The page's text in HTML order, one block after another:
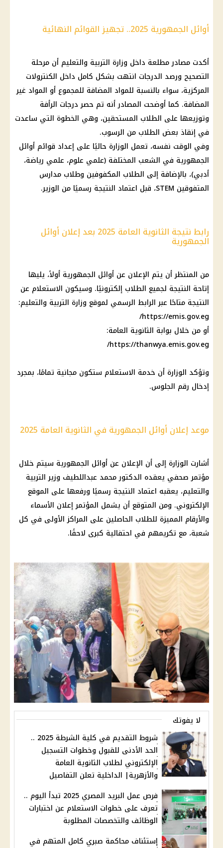
أوائل الجمهورية 2025.. تجهيز القوائم النهائية
أكدت مصادر مطلعة داخل وزارة التربية والتعليم أن مرحلة
التصحيح ورصد الدرجات انتهت بشكل كامل داخل الكنترولات
المركزية، سواء بالنسبة للمواد المضافة للمجموع أو المواد غير
المضافة. كما أوضحت المصادر أنه تم حصر درجات الرأفة
وتوزيعها على الطلاب المستحقين، وهي الخطوة التي ساعدت
في إنقاذ بعض الطلاب من الرسوب.
وفي الوقت نفسه، تعمل الوزارة حاليًا على إعداد قوائم أوائل
الجمهورية في الشعب المختلفة (علمي علوم، علمي رياضة،
أدبي)، بالإضافة إلى الطلاب المكفوفين وطلاب مدارس
المتفوقين STEM، قبل اعتماد النتيجة رسميًا من الوزير.
رابط نتيجة الثانوية العامة 2025 بعد إعلان أوائل
الجمهورية
من المنتظر أن يتم الإعلان عن أوائل الجمهورية أولاً، يليها
إتاحة النتيجة لجميع الطلاب إلكترونيًا. وسيكون الاستعلام عن
النتيجة متاحًا عبر الرابط الرسمي لموقع وزارة التربية والتعليم:
https://emis.gov.eg/
أو من خلال بوابة الثانوية العامة:
https://thanwya.emis.gov.eg/
وتؤكد الوزارة أن خدمة الاستعلام ستكون مجانية تمامًا، بمجرد
إدخال رقم الجلوس.
موعد إعلان أوائل الجمهورية في الثانوية العامة 2025
أشارت الوزارة إلى أن الإعلان عن أوائل الجمهورية سيتم خلال
مؤتمر صحفي يعقده الدكتور محمد عبداللطيف وزير التربية
والتعليم، يعقبه اعتماد النتيجة رسميًا ورفعها على الموقع
الإلكتروني. ومن المتوقع أن يشمل المؤتمر إعلان الأسماء
والأرقام المميزة للطلاب الحاصلين على المراكز الأولى في كل
شعبة، مع تكريمهم في احتفالية كبرى لاحقًا.
لا يفوتك
شروط التقديم في كلية الشرطة 2025 ..
الحد الأدنى للقبول وخطوات التسجيل
الإلكتروني لطلاب الثانوية العامة
والأزهرية| الداخلية تعلن التفاصيل
فرص عمل البريد المصري 2025 تبدأ اليوم ..
تعرف على خطوات الاستعلام عن اختبارات
الوظائف والتخصصات المطلوبة
إستئناف محاكمة صبري كامل المتهم في